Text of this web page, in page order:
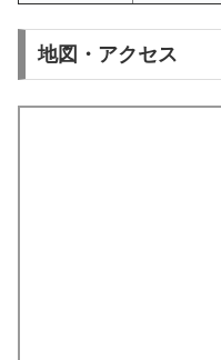
地図・アクセス